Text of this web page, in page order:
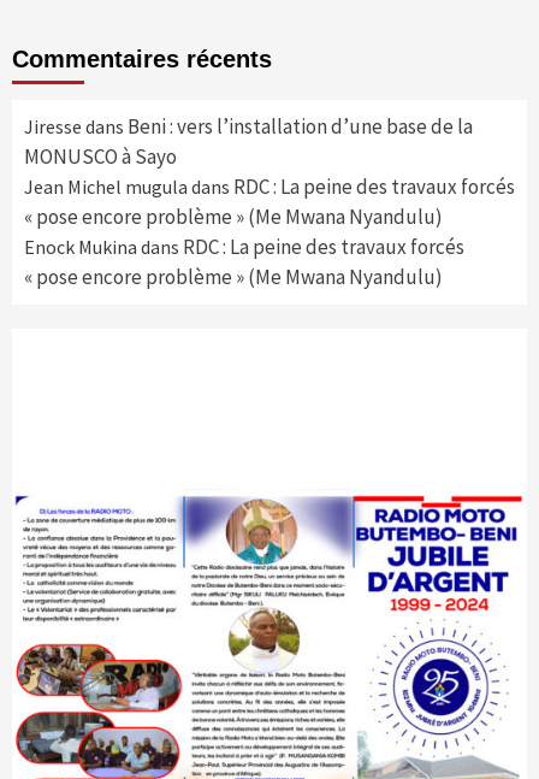
Commentaires récents
Jiresse dans Beni : vers l’installation d’une base de la
MONUSCO à Sayo
Jean Michel mugula dans RDC : La peine des travaux forcés
« pose encore problème » (Me Mwana Nyandulu)
Enock Mukina dans RDC : La peine des travaux forcés
« pose encore problème » (Me Mwana Nyandulu)